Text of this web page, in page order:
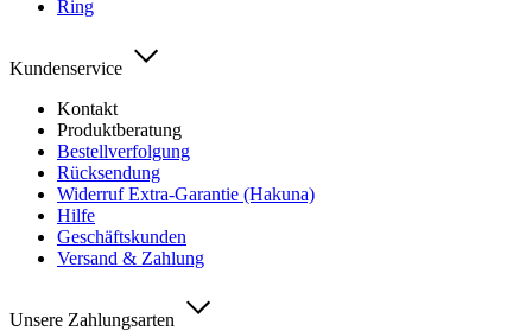
Ring
Kundenservice
Kontakt
Produktberatung
Bestellverfolgung
Rücksendung
Widerruf Extra-Garantie (Hakuna)
Hilfe
Geschäftskunden
Versand & Zahlung
Unsere Zahlungsarten